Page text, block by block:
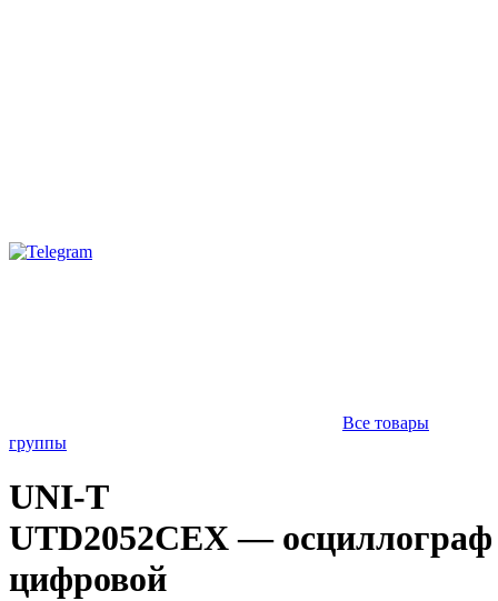
Все товары
группы
UNI-T
UTD2052CEX — осциллограф
цифровой